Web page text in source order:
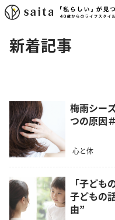
新着記事
梅雨シー
つの原因
心と体
「子ども
子どもの
由”